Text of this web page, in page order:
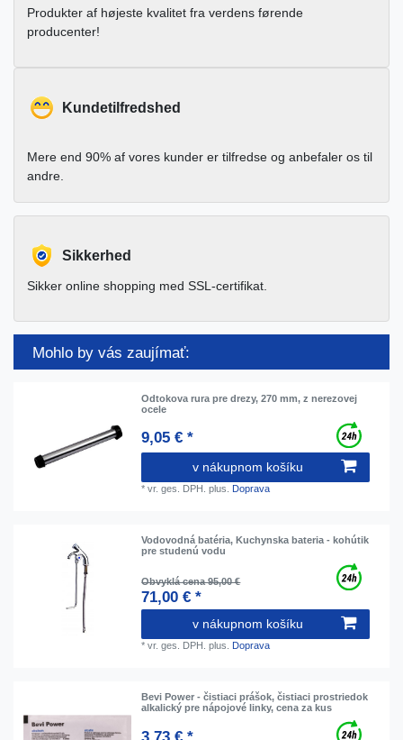
Produkter af højeste kvalitet fra verdens førende
producenter!
Kundetilfredshed
Mere end 90% af vores kunder er tilfredse og anbefaler os til
andre.
Sikkerhed
Sikker online shopping med SSL-certifikat.
Mohlo by vás zaujímať:
Odtokova rura pre drezy, 270 mm, z nerezovej
ocele
9,05 € *
v nákupnom košíku
*vr. ges. DPH. plus. Doprava
Vodovodná batéria, Kuchynska bateria - kohútik
pre studenú vodu
Obvyklá cena 95,00 €
71,00 € *
v nákupnom košíku
*vr. ges. DPH. plus. Doprava
Bevi Power - čistiaci prášok, čistiaci prostriedok
alkalický pre nápojové linky, cena za kus